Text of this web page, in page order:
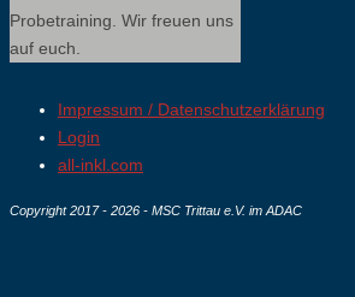
Probetraining. Wir freuen uns
auf euch.
Impressum / Datenschutzerklärung
Login
all-inkl.com
Copyright 2017 - 2026 - MSC Trittau e.V. im ADAC